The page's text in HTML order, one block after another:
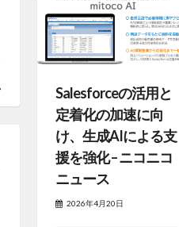
Salesforceの活用と
定着化の加速に向
け、生成AIによる支
援を強化 – ニコニコ
ニュース
2026年4月20日